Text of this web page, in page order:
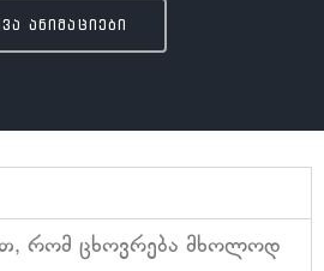
ანიმაციები
რომ ცხოვრება მხოლოდ